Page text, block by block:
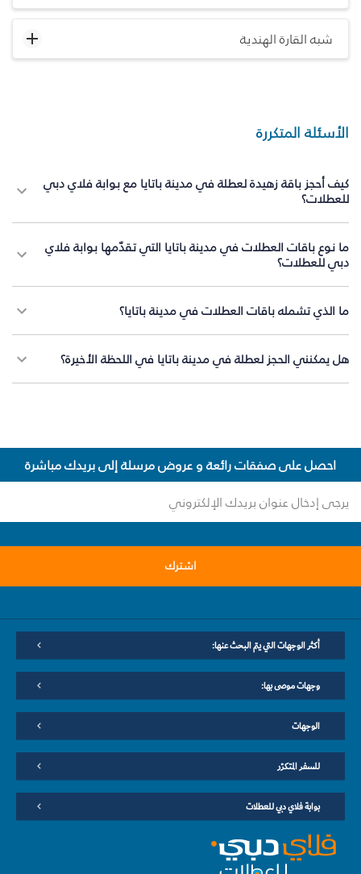
شبه القارة الهندية
الأسئلة المتكررة
كيف أحجز باقة زهيدة لعطلة في مدينة باتايا مع بوابة فلاي دبي
للعطلات؟
ما نوع باقات العطلات في مدينة باتايا التي تقدّمها بوابة فلاي
دبي للعطلات؟
ما الذي تشمله باقات العطلات في مدينة باتايا؟
هل يمكنني الحجز لعطلة في مدينة باتايا في اللحظة الأخيرة؟
احصل على صفقات رائعة و عروض مرسلة إلى بريدك مباشرة
اشترك
أكثر الوجهات التي يتم البحث عنها:
وجهات موصى بها:
الوجهات
للسفر المتكرّر
بوابة فلاي دبي للعطلات